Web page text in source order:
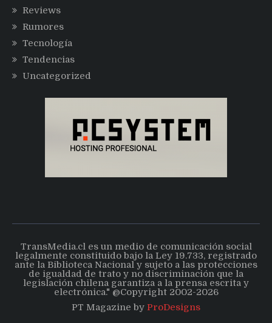
Reviews
Rumores
Tecnología
Tendencias
Uncategorized
TransMedia.cl es un medio de comunicación social
legalmente constituido bajo la Ley 19.733, registrado
ante la Biblioteca Nacional y sujeto a las protecciones
de igualdad de trato y no discriminación que la
legislación chilena garantiza a la prensa escrita y
electrónica." @Copyright 2002-2026
PT Magazine by ProDesigns